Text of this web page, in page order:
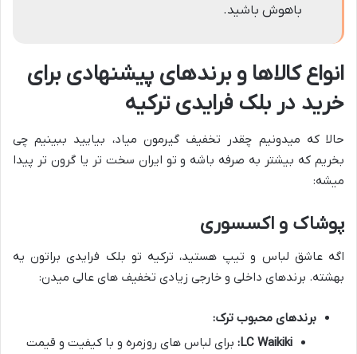
باهوش باشید.
انواع کالاها و برندهای پیشنهادی برای
خرید در بلک فرایدی ترکیه
حالا که میدونیم چقدر تخفیف گیرمون میاد، بیایید ببینیم چی
بخریم که بیشتر به صرفه باشه و تو ایران سخت تر یا گرون تر پیدا
میشه:
پوشاک و اکسسوری
اگه عاشق لباس و تیپ هستید، ترکیه تو بلک فرایدی براتون یه
بهشته. برندهای داخلی و خارجی زیادی تخفیف های عالی میدن:
برندهای محبوب ترک:
LC Waikiki: برای لباس های روزمره و با کیفیت و قیمت